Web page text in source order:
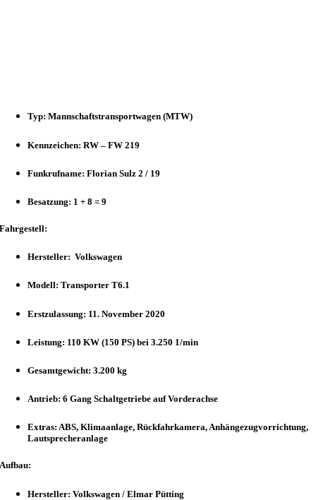
Typ: Mannschaftstransportwagen (MTW)
Kennzeichen: RW – FW 219
Funkrufname: Florian Sulz 2 / 19
Besatzung: 1 + 8 = 9
Fahrgestell:
Hersteller: Volkswagen
Modell: Transporter T6.1
Erstzulassung: 11. November 2020
Leistung: 110 KW (150 PS) bei 3.250 1/min
Gesamtgewicht: 3.200 kg
Antrieb: 6 Gang Schaltgetriebe auf Vorderachse
Extras: ABS, Klimaanlage, Rückfahrkamera, Anhängezugvorrichtung,
Lautsprecheranlage
Aufbau:
Hersteller: Volkswagen / Elmar Pütting